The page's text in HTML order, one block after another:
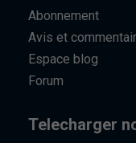
Abonnement
Avis et
Espace blog
Forum
Telecharger